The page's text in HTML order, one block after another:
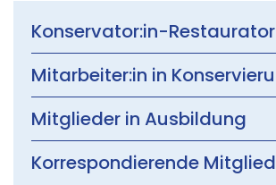
Konservator:in-
Mitarbeiter:in in
Mitglieder in Ausbildung
Korrespondierende